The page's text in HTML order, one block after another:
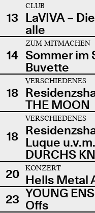
13
CLUB
LaVIVA –
alle
14
ZUM MITMACHEN
Sommer im
Buvette
18
VERSCHIEDENES
THE MOON
18
VERSCHIEDENES
Luque
DURCHS
20
KONZERT
Hells Metal
23 YOUNG
Offs